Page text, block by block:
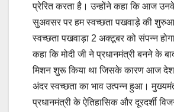
प्रेरित करता है। उन्होंने कहा कि आज
सुअवसर पर हम स्वच्छता पखवाड़े की
स्वच्छता पखवाड़ा 2 अक्टूबर को संपन्न
कहा कि मोदी जी ने प्रधानमंत्री बनने के
मिशन शुरू किया था जिसके कारण आज
अंदर स्वच्छता का भाव उत्पन्न हुआ।
प्रधानमंत्री के ऐतिहासिक और दूरदर्शी